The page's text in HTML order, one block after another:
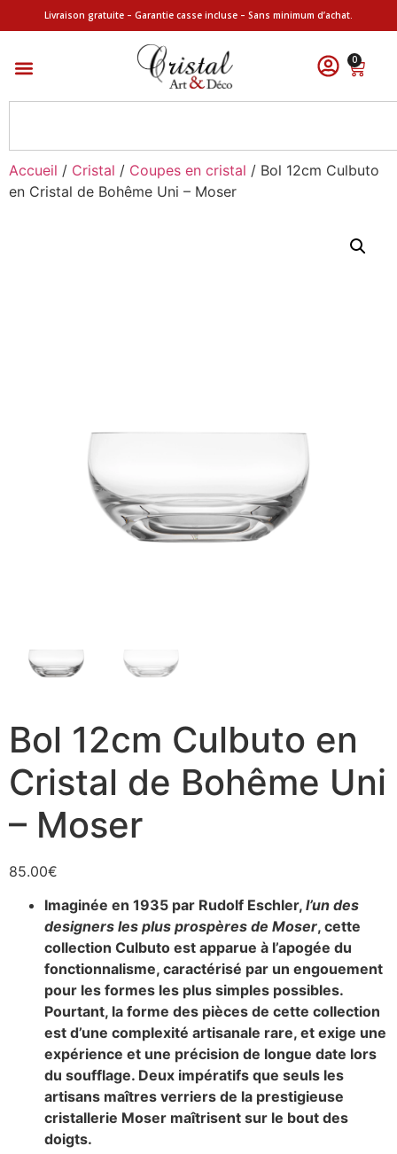
Livraison gratuite – Garantie casse incluse – Sans minimum d’achat.
0
Accueil / Cristal / Coupes en cristal / Bol 12cm Culbuto
en Cristal de Bohême Uni – Moser
Bol 12cm Culbuto en
Cristal de Bohême Uni
– Moser
85.00€
Imaginée en 1935 par Rudolf Eschler, l’un des
designers les plus prospères de Moser, cette
collection Culbuto est apparue à l’apogée du
fonctionnalisme, caractérisé par un engouement
pour les formes les plus simples possibles.
Pourtant, la forme des pièces de cette collection
est d’une complexité artisanale rare, et exige une
expérience et une précision de longue date lors
du soufflage. Deux impératifs que seuls les
artisans maîtres verriers de la prestigieuse
cristallerie Moser maîtrisent sur le bout des
doigts.